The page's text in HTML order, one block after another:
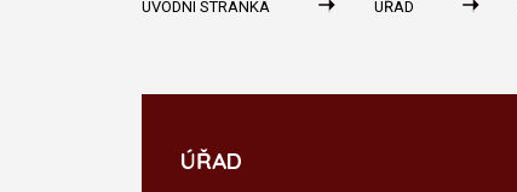
ÚVODNÍ STRÁNKA ÚŘAD
ÚŘAD